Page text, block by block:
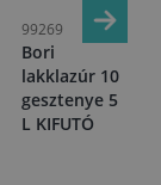
99269
Bori
lakklazúr 10
gesztenye 5
L KIFUTÓ